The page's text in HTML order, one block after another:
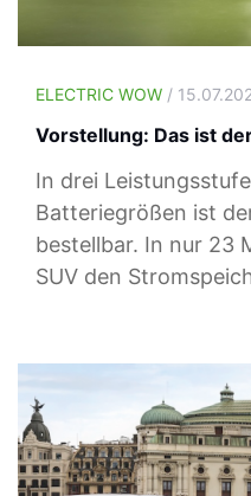
ELECTRIC WOW /
Vorstellung: Das ist
In drei
Batteriegrößen ist
bestellbar. In nur 23
SUV den